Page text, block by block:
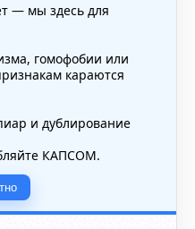
— мы здесь для
гомофобии или
караются
и дублирование
КАПСОМ.
— свои или чужие